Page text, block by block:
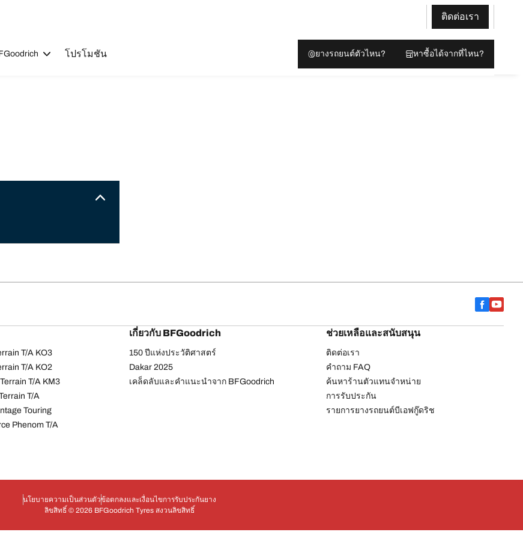
ติดต่อเรา
โปรโมชัน ยางรถยนต์ตัวไหน? หาซื้อได้จากที่ไหน?
T/A KO3
T/A KO2
T/A KM3
T/A
Touring
Phenom T/A
เกี่ยวกับ BFGoodrich
150 ปีแห่งประวัติศาสตร์
Dakar 2025
เคล็ดลับและคำแนะนำจาก BFGoodrich
ช่วยเหลือและสนับสนุน
ติดต่อเรา
คำถาม FAQ
ค้นหาร้านตัวแทนจำหน่าย
การรับประกัน
รายการยางรถยนต์บีเอฟกู๊ดริช
นโยบายความเป็นส่วนตัวข้อตกลงและเงื่อนไขการรับประกันยาง
ลิขสิทธิ์ © 2026 BFGoodrich Tyres สงวนลิขสิทธิ์